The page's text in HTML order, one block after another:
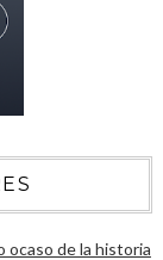
ocaso de la historia